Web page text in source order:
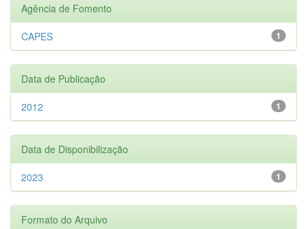
Agência de Fomento
1
CAPES
Data de Publicação
1
2012
Data de Disponibilização
1
2023
Formato do Arquivo